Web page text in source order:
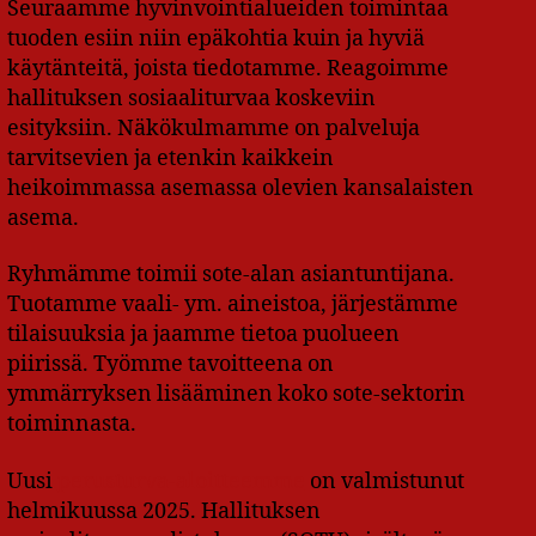
Seuraamme hyvinvointialueiden toimintaa
tuoden esiin niin epäkohtia kuin ja hyviä
käytänteitä, joista tiedotamme. Reagoimme
hallituksen sosiaaliturvaa koskeviin
esityksiin. Näkökulmamme on palveluja
tarvitsevien ja etenkin kaikkein
heikoimmassa asemassa olevien kansalaisten
asema.
Ryhmämme toimii sote-alan asiantuntijana.
Tuotamme vaali- ym. aineistoa, järjestämme
tilaisuuksia ja jaamme tietoa puolueen
piirissä. Työmme tavoitteena on
ymmärryksen lisääminen koko sote-sektorin
toiminnasta.
Uusi
on valmistunut
helmikuussa 2025. Hallituksen